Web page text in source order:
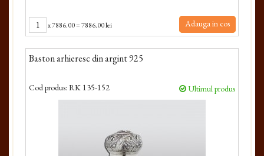
x7886.00=7886.00 lei Adauga in cos
Baston arhieresc din argint 925
Cod produs: RK 135-152 Ultimul produs